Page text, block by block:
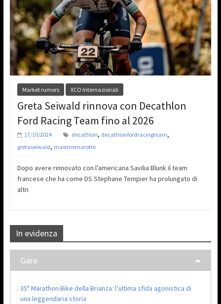
Market rumors XCO Internazionali
Greta Seiwald rinnova con Decathlon
Ford Racing Team fino al 2026
17/10/2024 decathlon, decathlonfordracingteam,
gretaseiwald, maximemarotte
Dopo avere rinnovato con l’americana Savilia Blunk il team
francese che ha come DS Stephane Tempier ha prolungato di
altri
In evidenza
Gare
35ª Marathon Bike della Brianza: l’ultima sfida agonistica di
una leggendaria storia